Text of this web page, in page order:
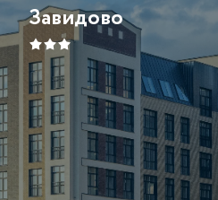
Завидово